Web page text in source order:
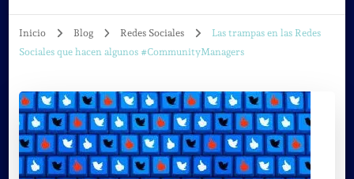
Inicio Blog Redes Sociales
Las trampas en las Redes
Sociales que hacen algunos #CommunityManagers